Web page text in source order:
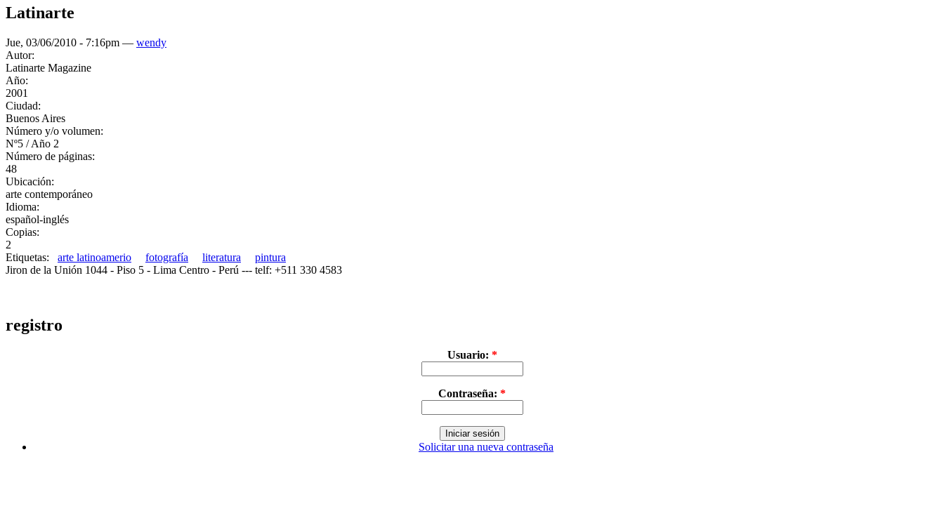
Latinarte
Jue, 03/06/2010 - 7:16pm — wendy
Autor:
Latinarte Magazine
Año:
2001
Ciudad:
Buenos Aires
Número y/o volumen:
Nº5 / Año 2
Número de páginas:
48
Ubicación:
arte contemporáneo
Idioma:
español-inglés
Copias:
2
Etiquetas:
arte latinoamerio fotografía literatura
pintura
Jiron de la Unión 1044 - Piso 5 - Lima Centro - Perú --- telf: +511 330 4583
registro
Usuario: *
Contraseña: *
Solicitar una nueva contraseña